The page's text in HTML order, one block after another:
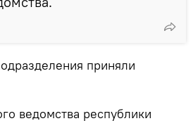
приняли
ведомства республики